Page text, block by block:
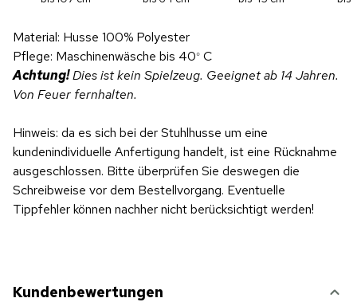
Material: Husse 100% Polyester
Pflege: Maschinenwäsche bis 40° C
Achtung!Dies ist kein Spielzeug. Geeignet ab 14 Jahren.
Von Feuer fernhalten.
Hinweis: da es sich bei der Stuhlhusse um eine
kundenindividuelle Anfertigung handelt, ist eine Rücknahme
ausgeschlossen. Bitte überprüfen Sie deswegen die
Schreibweise vor dem Bestellvorgang. Eventuelle
Tippfehler können nachher nicht berücksichtigt werden!
Kundenbewertungen